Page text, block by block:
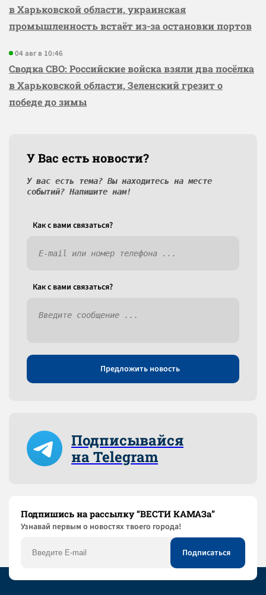
в Харьковской области, украинская
промышленность встаёт из-за остановки портов
04 авг в 10:46
Сводка СВО: Российские войска взяли два посёлка
в Харьковской области, Зеленский грезит о
победе до зимы
У Вас есть новости?
У вас есть тема? Вы находитесь на месте
событий? Напишите нам!
Как c вами связаться?
Как c вами связаться?
Предложить новость
Подписывайся
на Telegram
Подпишись на рассылку “ВЕСТИ КАМАЗа”
Узнaвай первым о новостях твоего города!